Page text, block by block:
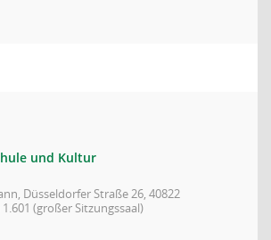
und Kultur
Düsseldorfer Straße 26, 40822
(großer Sitzungssaal)